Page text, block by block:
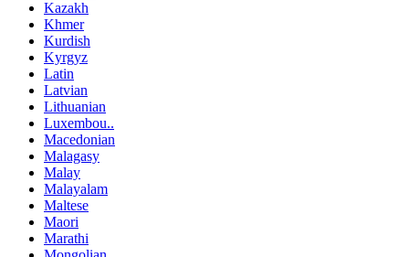
Kazakh
Khmer
Kurdish
Kyrgyz
Latin
Latvian
Lithuanian
Luxembou..
Macedonian
Malagasy
Malay
Malayalam
Maltese
Maori
Marathi